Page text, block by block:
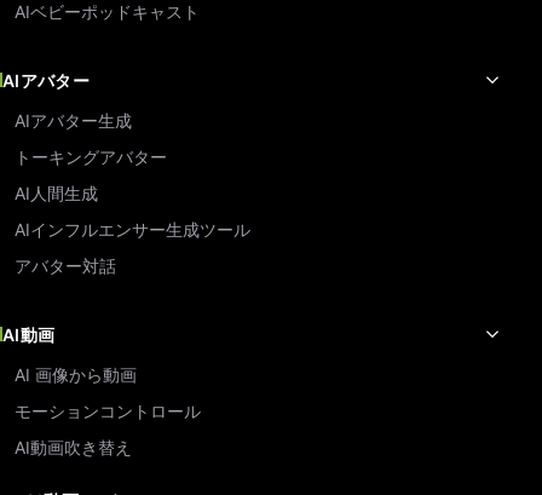
AIベビーポッドキャスト
AIアバター
AIアバター生成
トーキングアバター
AI人間生成
AIインフルエンサー生成ツール
アバター対話
AI動画
AI 画像から動画
モーションコントロール
AI動画吹き替え